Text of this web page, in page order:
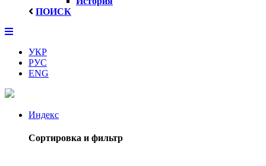
ПОИСК
УКР
РУС
ENG
Индекс
Сортировка и фильтр